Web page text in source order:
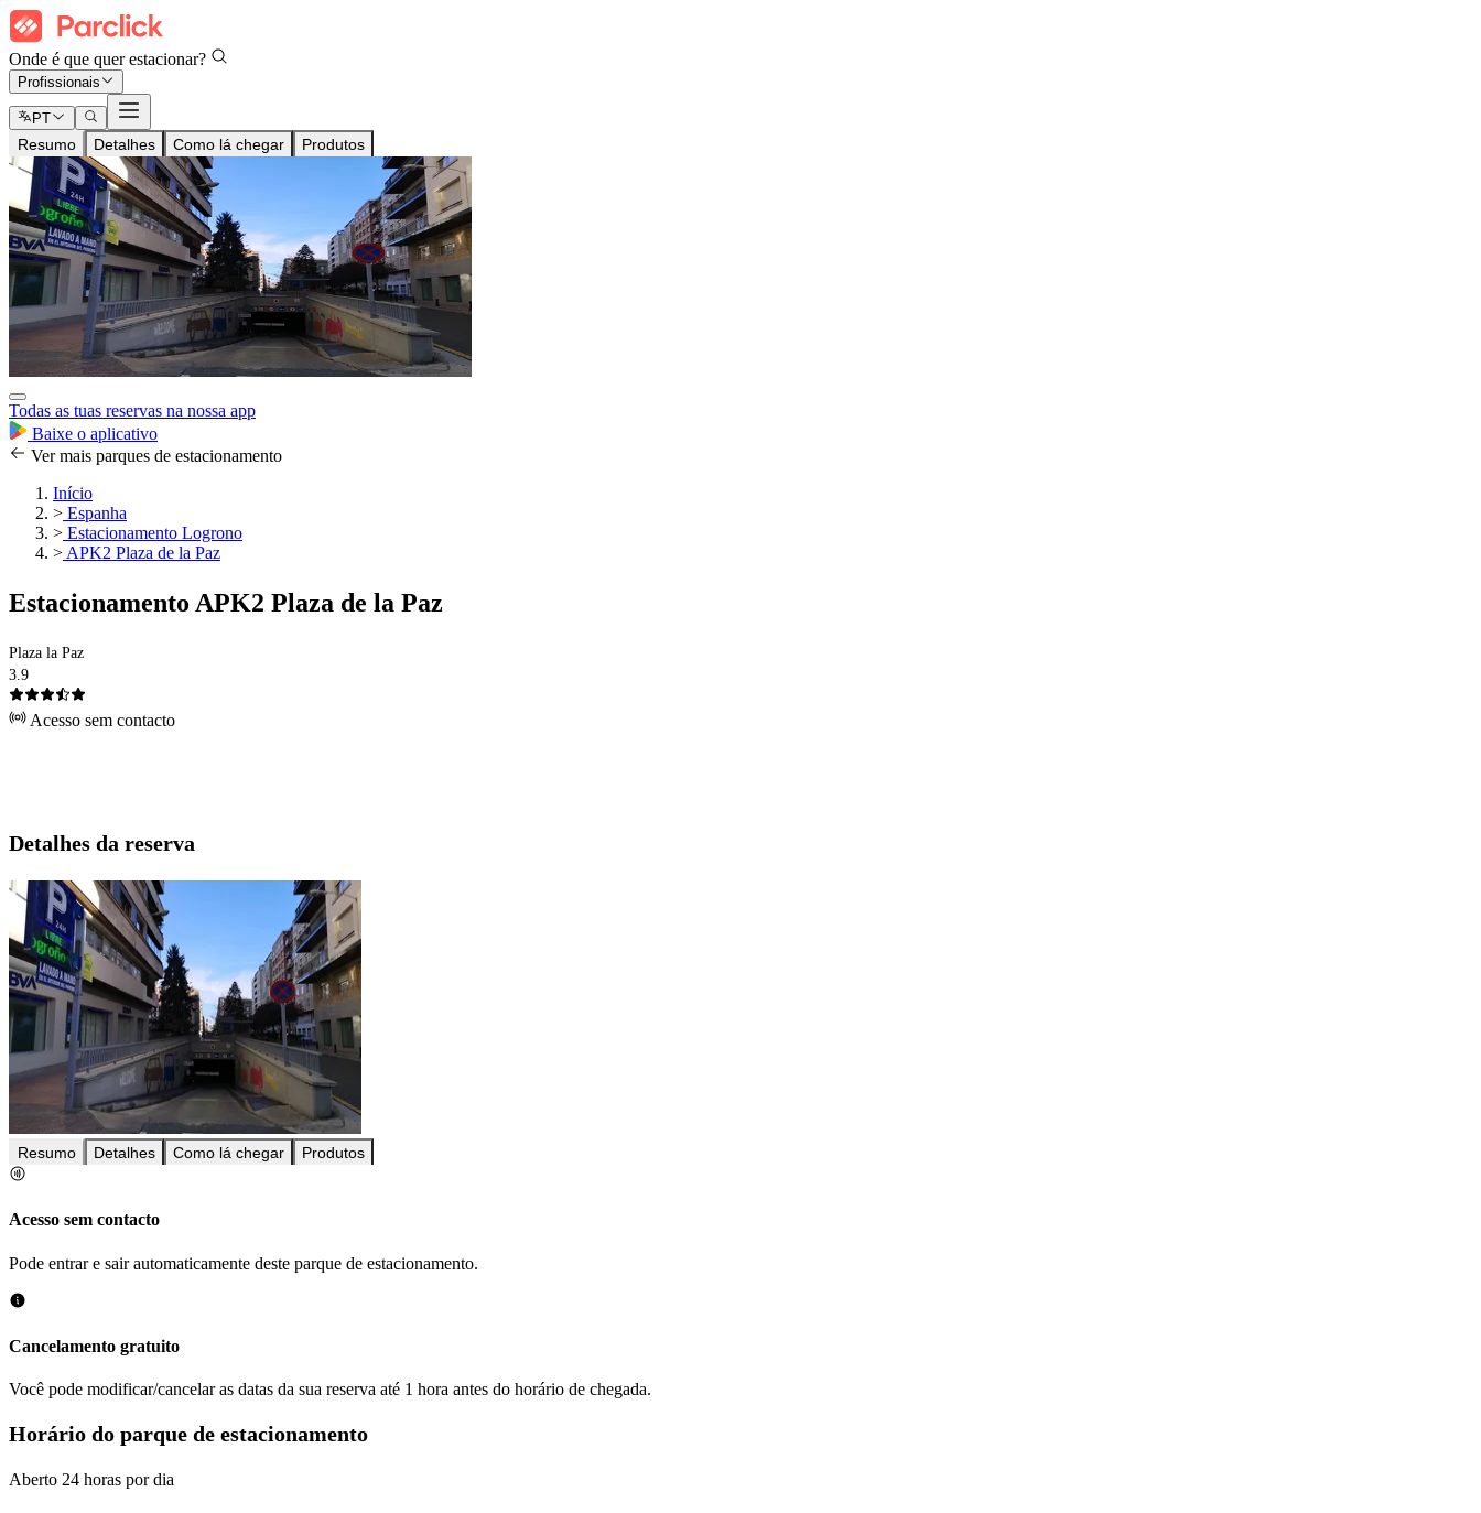
Onde é que quer estacionar?
Profissionais
PT
Resumo Detalhes Como lá chegar Produtos
Todas as tuas reservas na nossa app
Baixe o aplicativo
Ver mais parques de estacionamento
Início
> Espanha
> Estacionamento Logrono
> APK2 Plaza de la Paz
Estacionamento APK2 Plaza de la Paz
Plaza la Paz
3.9
Acesso sem contacto
Detalhes da reserva
Resumo Detalhes Como lá chegar Produtos
Acesso sem contacto
Pode entrar e sair automaticamente deste parque de estacionamento.
Cancelamento gratuito
Você pode modificar/cancelar as datas da sua reserva até 1 hora antes do horário de chegada.
Horário do parque de estacionamento
Aberto 24 horas por dia